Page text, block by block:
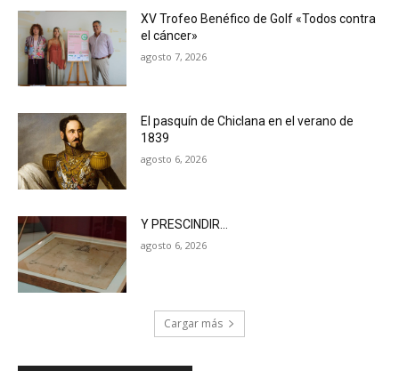
XV Trofeo Benéfico de Golf «Todos contra
el cáncer»
agosto 7, 2026
El pasquín de Chiclana en el verano de
1839
agosto 6, 2026
Y PRESCINDIR…
agosto 6, 2026
Cargar más